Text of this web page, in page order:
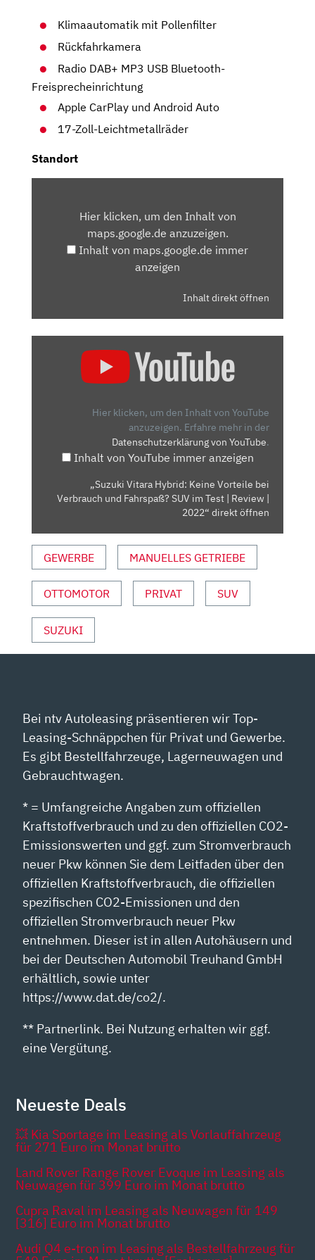
Klimaautomatik mit Pollenfilter
Rückfahrkamera
Radio DAB+ MP3 USB Bluetooth-
Freisprecheinrichtung
Apple CarPlay und Android Auto
17-Zoll-Leichtmetallräder
Standort
MAPS.GOOGLE.DEHier klicken, um den Inhalt von
maps.google.de anzuzeigen.
Inhalt von maps.google.de immer
anzeigen
Inhalt direkt öffnen
FAHRSPASS? S
R
EVIEW |
2
022“ V
OUTUBE A
NZEIGEN
Hier klicken, um den Inhalt von YouTube
anzuzeigen. Erfahre mehr in der
Datenschutzerklärung von YouTube.
Inhalt von YouTube immer anzeigen
„Suzuki Vitara Hybrid: Keine Vorteile bei
Verbrauch und Fahrspaß? SUV im Test | Review |
2022“ direkt öffnen
GEWERBE MANUELLES GETRIEBE
OTTOMOTOR PRIVAT SUV
SUZUKI
Bei ntv Autoleasing präsentieren wir Top-
Leasing-Schnäppchen für Privat und Gewerbe.
Es gibt Bestellfahrzeuge, Lagerneuwagen und
Gebrauchtwagen.
* = Umfangreiche Angaben zum offiziellen
Kraftstoffverbrauch und zu den offiziellen CO2-
Emissionswerten und ggf. zum Stromverbrauch
neuer Pkw können Sie dem Leitfaden über den
offiziellen Kraftstoffverbrauch, die offiziellen
spezifischen CO2-Emissionen und den
offiziellen Stromverbrauch neuer Pkw
entnehmen. Dieser ist in allen Autohäusern und
bei der Deutschen Automobil Treuhand GmbH
erhältlich, sowie unter
https://www.dat.de/co2/.
** Partnerlink. Bei Nutzung erhalten wir ggf.
eine Vergütung.
Neueste Deals
💥 Kia Sportage im Leasing als Vorlauffahrzeug
für 271 Euro im Monat brutto
Land Rover Range Rover Evoque im Leasing als
Neuwagen für 399 Euro im Monat brutto
Cupra Raval im Leasing als Neuwagen für 149
[316] Euro im Monat brutto
Audi Q4 e-tron im Leasing als Bestellfahrzeug für